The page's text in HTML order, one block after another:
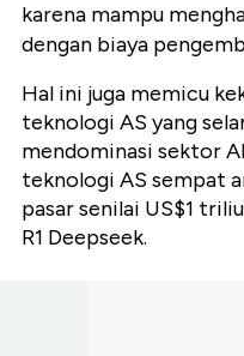
karena mampu
dengan biaya
Hal ini juga memicu
teknologi AS yang
mendominasi sektor
teknologi AS sempat
pasar senilai US$1
R1 Deepseek.